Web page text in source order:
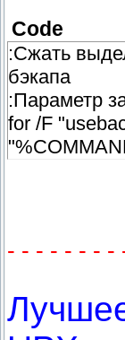
Code
:Сжать
бэкапа
:Параметр
for /F
- - - - - - - -